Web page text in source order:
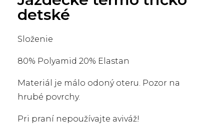
detské
Složenie
80% Polyamid 20% Elastan
Materiál je málo odoný oteru. Pozor na
hrubé povrchy.
Pri praní nepoužívajte aviváž!